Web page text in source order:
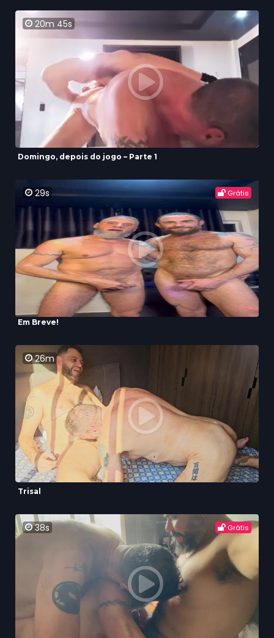
20m 45s
Domingo, depois do jogo – Parte 1
29s Grátis
Em Breve!
26m
Trisal
38s Grátis